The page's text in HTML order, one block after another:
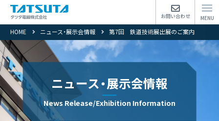
お問い合わせ
HOME ニュース・展示会情報 第7回 鉄道技術展出展のご案内
ニュース・展示会情報
News Release/Exhibition Information
ニュース・展示会情報トップページ
ニュースカテゴリー
ニュースカテゴリー